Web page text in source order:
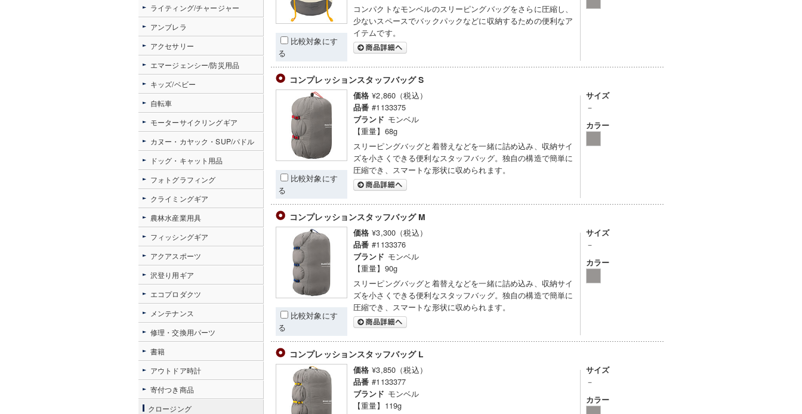
比較対象にす
る
コンパクトなモンベルのスリーピングバッグをさらに圧縮し、
少ないスペースでバックパックなどに収納するための便利なア
イテムです。
コンプレッションスタッフバッグ S
比較対象にす
る
価格 ¥2,860（税込）
品番 #1133375
ブランド モンベル
【重量】68g
スリーピングバッグと着替えなどを一緒に詰め込み、収納サイ
ズを小さくできる便利なスタッフバッグ。独自の構造で簡単に
圧縮でき、スマートな形状に収められます。
サイズ
－
カラー
コンプレッションスタッフバッグ M
比較対象にす
る
価格 ¥3,300（税込）
品番 #1133376
ブランド モンベル
【重量】90g
スリーピングバッグと着替えなどを一緒に詰め込み、収納サイ
ズを小さくできる便利なスタッフバッグ。独自の構造で簡単に
圧縮でき、スマートな形状に収められます。
サイズ
－
カラー
コンプレッションスタッフバッグ L
価格 ¥3,850（税込）
品番 #1133377
ブランド モンベル
【重量】119g
サイズ
－
カラー
ライティング/チャージャー
アンブレラ
アクセサリー
エマージェンシー/防災用品
キッズ/ベビー
自転車
モーターサイクリングギア
カヌー・カヤック・SUP/パドル
ドッグ・キャット用品
フォトグラフィング
クライミングギア
農林水産業用具
フィッシングギア
アクアスポーツ
沢登り用ギア
エコプロダクツ
メンテナンス
修理・交換用パーツ
書籍
アウトドア時計
寄付つき商品
クロージング